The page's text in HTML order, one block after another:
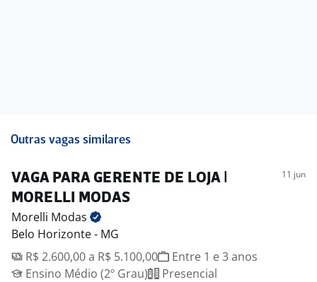
Outras vagas similares
VAGA PARA GERENTE DE LOJA |
MORELLI MODAS
11 jun
Morelli Modas
Belo Horizonte - MG
R$ 2.600,00 a R$ 5.100,00
Entre 1 e 3 anos
Ensino Médio (2º Grau)
Presencial